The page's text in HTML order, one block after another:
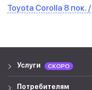
Toyota Corolla 8 пок. /
Услуги СКОРО
Потребителям